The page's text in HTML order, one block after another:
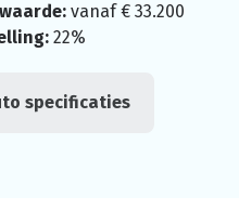
vanaf € 33.200
22%
specificaties